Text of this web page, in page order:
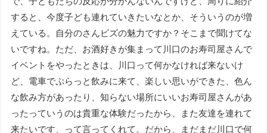
すると、今度子ども連れていきたいなとか、そういうのが増
えている。自分のさんビズの魅力ですか？そこまで聞けてな
いですね。ただ、お酒好きが集まって川口のお寿司屋さんで
イベントをやったときは、川口って何かなければ来ないけ
ど、電車でぷらっと飲みに来て、楽しい思いができた、色ん
な飲み方があったり、知らない場所にいいお寿司屋さんがあ
ったっていうのは貴重な体験だったから、また友達を連れて
来たいです、って言ってくれて。だから、まだまだ川口で何